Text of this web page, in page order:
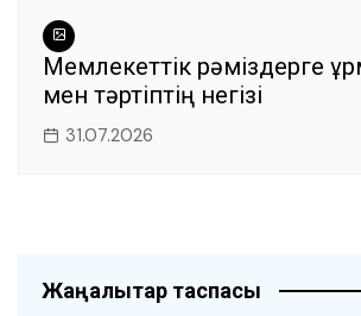
Мемлекеттік рәміздерге
мен тәртіптің негізі
31.07.2026
Жаңалықтар таспасы